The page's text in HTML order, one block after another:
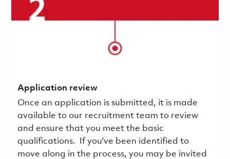
Application review
Once an application is submitted, it is made
available to our recruitment team to review
and ensure that you meet the basic
qualifications.
If you've been identified to
move along in the process, you may be invited